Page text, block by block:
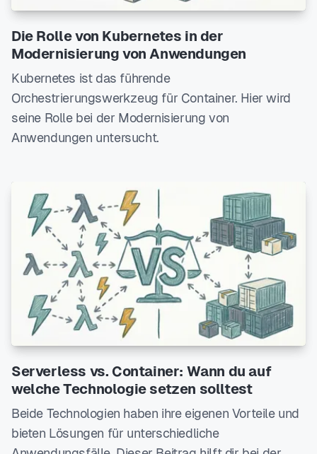
Die Rolle von Kubernetes in der
Modernisierung von Anwendungen
Kubernetes ist das führende
Orchestrierungswerkzeug für Container. Hier wird
seine Rolle bei der Modernisierung von
Anwendungen untersucht.
Serverless vs. Container: Wann du auf
welche Technologie setzen solltest
Beide Technologien haben ihre eigenen Vorteile und
bieten Lösungen für unterschiedliche